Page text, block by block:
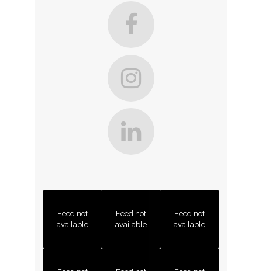
Feed not
available
Feed not
available
Feed not
available